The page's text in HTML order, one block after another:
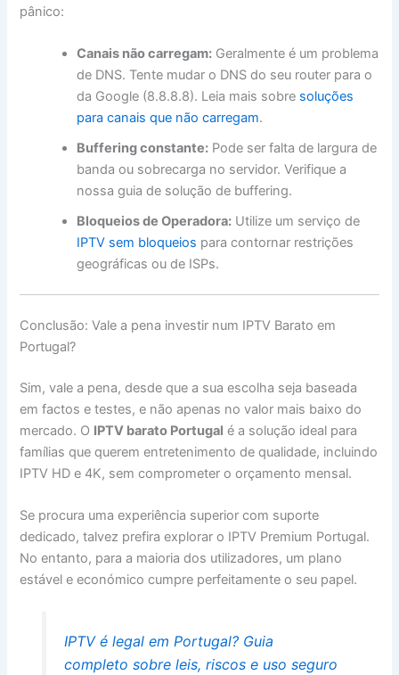
pânico:
Canais não carregam: Geralmente é um problema
de DNS. Tente mudar o DNS do seu router para o
da Google (8.8.8.8). Leia mais sobre soluções
para canais que não carregam.
Buffering constante: Pode ser falta de largura de
banda ou sobrecarga no servidor. Verifique a
nossa guia de solução de buffering.
Bloqueios de Operadora: Utilize um serviço de
IPTV sem bloqueios para contornar restrições
geográficas ou de ISPs.
Conclusão: Vale a pena investir num IPTV Barato em
Portugal?
Sim, vale a pena, desde que a sua escolha seja baseada
em factos e testes, e não apenas no valor mais baixo do
mercado. O IPTV barato Portugal é a solução ideal para
famílias que querem entretenimento de qualidade, incluindo
IPTV HD e 4K, sem comprometer o orçamento mensal.
Se procura uma experiência superior com suporte
dedicado, talvez prefira explorar o IPTV Premium Portugal.
No entanto, para a maioria dos utilizadores, um plano
estável e económico cumpre perfeitamente o seu papel.
IPTV é legal em Portugal? Guia
completo sobre leis, riscos e uso seguro